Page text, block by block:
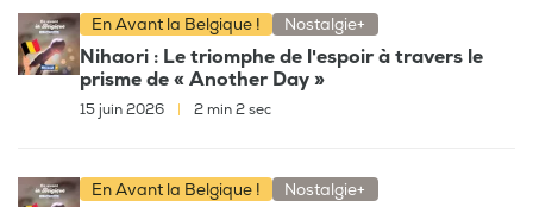
En Avant la Belgique ! Nostalgie+
Nihaori : Le triomphe de l'espoir à travers le
prisme de « Another Day »
15 juin 2026 2 min 2 sec
En Avant la Belgique ! Nostalgie+